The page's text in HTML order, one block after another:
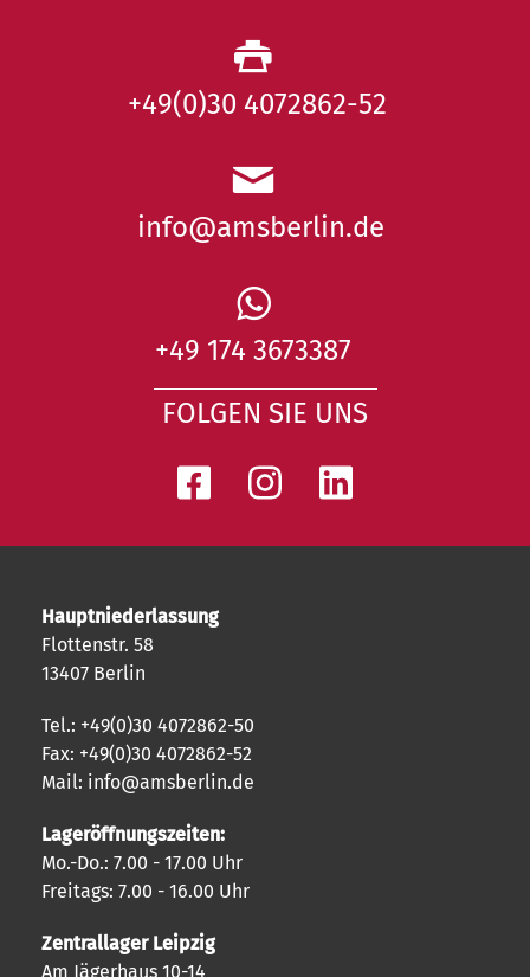
+49(0)30 4072862-52
info@amsberlin.de
+49 174 3673387
FOLGEN SIE UNS
Hauptniederlassung
Flottenstr. 58
13407 Berlin
Tel.: +49(0)30 4072862-50
Fax: +49(0)30 4072862-52
Mail: info@amsberlin.de
Lageröffnungszeiten:
Mo.-Do.: 7.00 - 17.00 Uhr
Freitags: 7.00 - 16.00 Uhr
Zentrallager Leipzig
Am Jägerhaus 10-14